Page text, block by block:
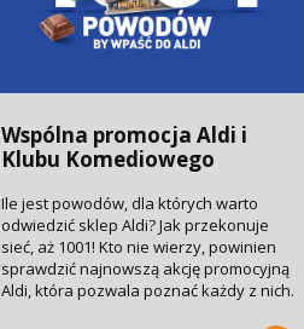
Wspólna promocja Aldi i
Klubu Komediowego
Ile jest powodów, dla których warto
odwiedzić sklep Aldi? Jak przekonuje
sieć, aż 1001! Kto nie wierzy, powinien
sprawdzić najnowszą akcję promocyjną
Aldi, która pozwala poznać każdy z nich.